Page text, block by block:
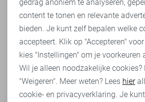
Filter 1
gedrag anoniem te analyseren,
content te tonen en relevante
bieden. Je kunt zelf bepalen welke
accepteert. Klik op "Accepteren"
kies "Instellingen" om je voorkeuren
Wil je alleen noodzakelijke cookies?
"Weigeren". Meer weten? Lees hier
cookie- en privacyverklaring. Je